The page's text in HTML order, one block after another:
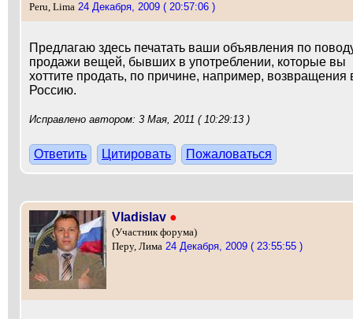
Peru, Lima 24 Декабря, 2009 ( 20:57:06 )
Предлагаю здесь печатать ваши объявления по
продажи вещей, бывших в употреблении, которые вы
хоттите продать, по причине, например, возвращения
Россию.
Исправлено автором: 3 Мая, 2011 ( 10:29:13 )
Ответить Цитировать Пожаловаться
Vladislav ●
(Участник форума)
Перу, Лима 24 Декабря, 2009 ( 23:55:55 )